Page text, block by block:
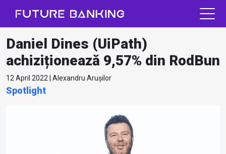
Daniel Dines (UiPath)
achiziționează 9,57% din RodBun
12 April 2022 | Alexandru Arușilor
Spotlight